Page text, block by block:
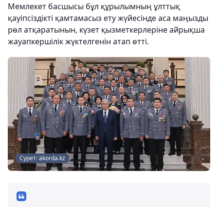
Мемлекет басшысы бұл құрылымның ұлттық
қауіпсіздікті қамтамасыз ету жүйесінде аса маңызды
рөл атқаратынын, күзет қызметкерлеріне айрықша
жауапкершілік жүктелгенін атап өтті.
Сурет: akorda.kz